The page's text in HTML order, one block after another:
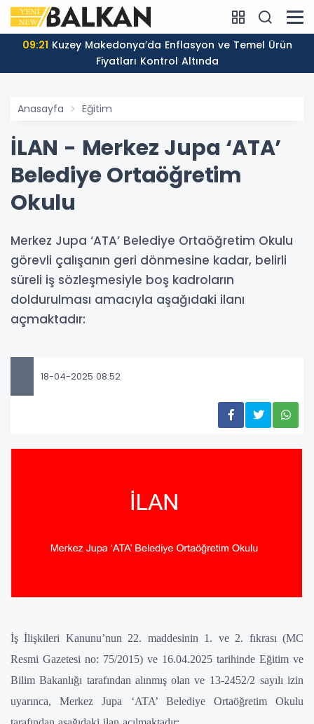
09:21
Fiyatları Kontrol Altında
Anasayfa Eğitim
İLAN - Merkez Jupa ‘ATA’
Belediye Ortaöğretim
Okulu
Merkez Jupa ‘ATA’ Belediye Ortaöğretim Okulu
görevli çalışanın geri dönmesine kadar, belirli
süreli iş sözleşmesiyle boş kadroların
doldurulması amacıyla aşağıdaki ilanı
açmaktadır:
18-04-2025 08:52
İş İlişkileri Kanunu’nun 22. maddesinin 1. ve 2. fıkrası (MC
Resmi Gazetesi no: 75/2015) ve 16.04.2025 tarihinde Eğitim ve
Bilim Bakanlığı tarafından alınmış olan ve 13-2452/2 sayılı izin
uyarınca, Merkez Jupa ‘ATA’ Belediye Ortaöğretim Okulu